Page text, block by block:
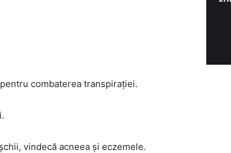
combaterea transpirației.
vindecă acneea și eczemele.